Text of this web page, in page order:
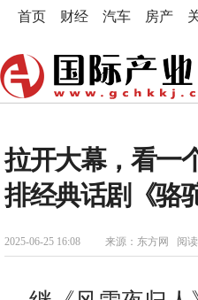
首页 财经 汽车 房产
拉开大幕，看一
排经典话剧《骆
2025-06-25 16:08 来源：东方网 阅